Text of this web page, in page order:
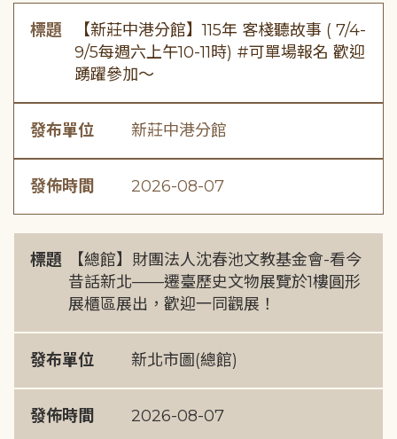
標題
【新莊中港分館】115年 客棧聽故事 ( 7/4-
9/5每週六上午10-11時) #可單場報名 歡迎
踴躍參加～
發布單位 新莊中港分館
發佈時間 2026-08-07
標題
【總館】財團法人沈春池文教基金會-看今
昔話新北——遷臺歷史文物展覽於1樓圓形
展櫃區展出，歡迎一同觀展！
發布單位 新北市圖(總館)
發佈時間 2026-08-07